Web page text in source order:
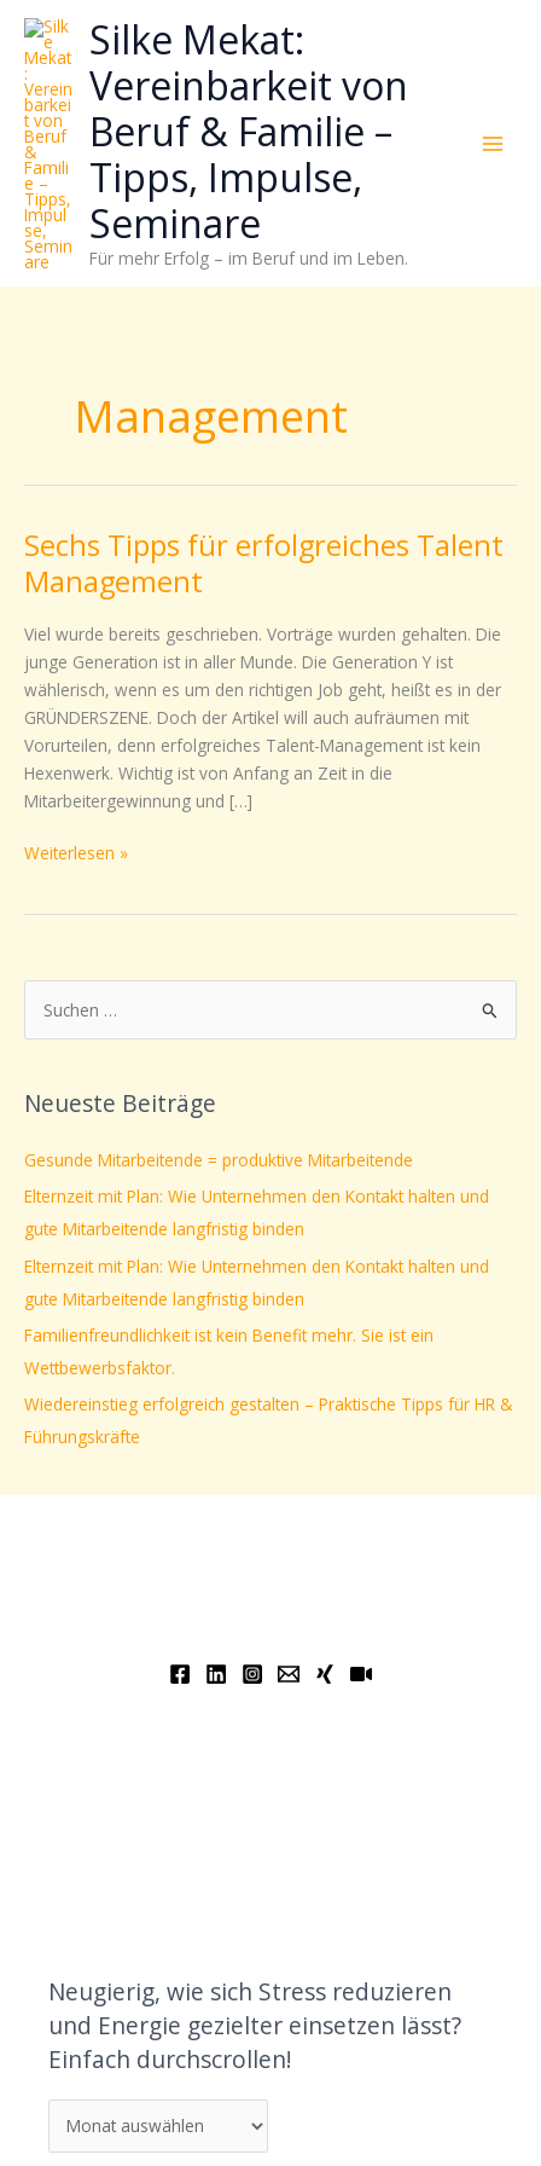
Zum
Inhalt
springen
Silke Mekat:
Vereinbarkeit von
Beruf & Familie –
Tipps, Impulse,
Seminare
Für mehr Erfolg – im Beruf und im Leben.
Management
Sechs Tipps für erfolgreiches Talent
Management
Viel wurde bereits geschrieben. Vorträge wurden gehalten. Die
junge Generation ist in aller Munde. Die Generation Y ist
wählerisch, wenn es um den richtigen Job geht, heißt es in der
GRÜNDERSZENE. Doch der Artikel will auch aufräumen mit
Vorurteilen, denn erfolgreiches Talent-Management ist kein
Hexenwerk. Wichtig ist von Anfang an Zeit in die
Mitarbeitergewinnung und […]
Sechs
Tipps
für
erfolgreiches
Talent
Management
Weiterlesen »
u
h
n
a
c
h
:
Neueste Beiträge
Gesunde Mitarbeitende = produktive Mitarbeitende
Elternzeit mit Plan: Wie Unternehmen den Kontakt halten und
gute Mitarbeitende langfristig binden
Elternzeit mit Plan: Wie Unternehmen den Kontakt halten und
gute Mitarbeitende langfristig binden
Familienfreundlichkeit ist kein Benefit mehr. Sie ist ein
Wettbewerbsfaktor.
Wiedereinstieg erfolgreich gestalten – Praktische Tipps für HR &
Führungskräfte
Neugierig, wie sich Stress reduzieren
und Energie gezielter einsetzen lässt?
Einfach durchscrollen!
wie
sich
Stress
reduzieren
Energie
gezielter
einsetzen
lässt?
Einfach